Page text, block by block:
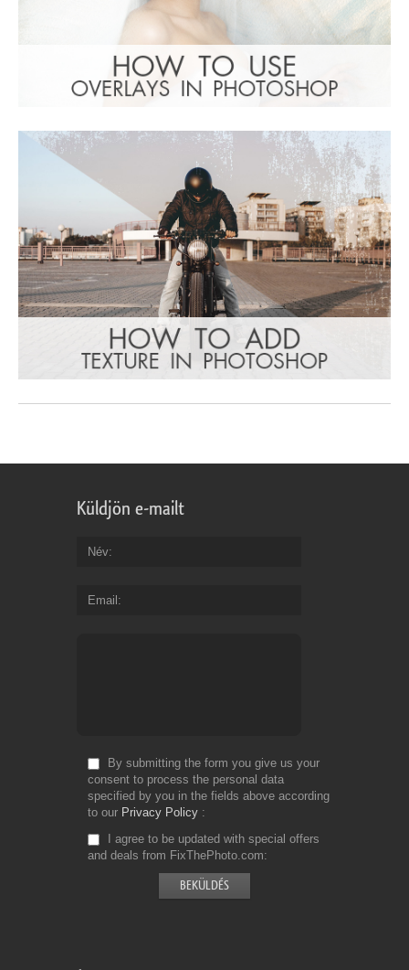
Küldjön e-mailt
Név
Email
By submitting the form you give us your
consent to process the personal data
specified by you in the fields above according
to our Privacy Policy
I agree to be updated with special offers
and deals from FixThePhoto.com